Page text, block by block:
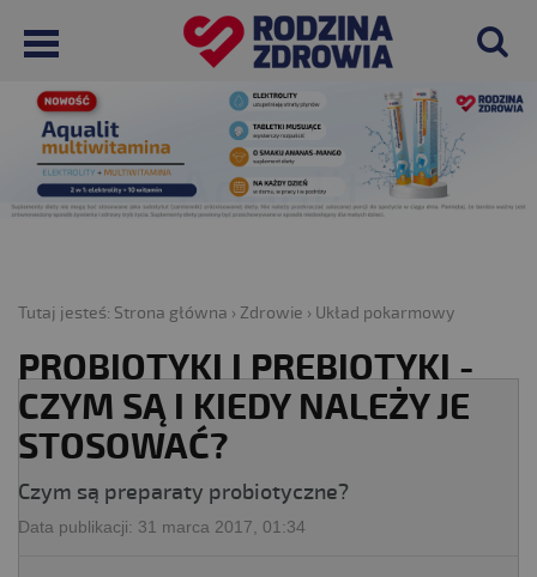
Tutaj jesteś: Strona główna › Zdrowie › Układ pokarmowy
PROBIOTYKI I PREBIOTYKI -
CZYM SĄ I KIEDY NALEŻY JE
STOSOWAĆ?
Czym są preparaty probiotyczne?
Data publikacji: 31 marca 2017, 01:34